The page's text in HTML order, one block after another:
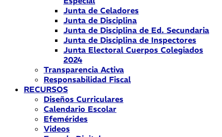
Junta de Celadores
Junta de Disciplina
Junta de Disciplina de Ed. Secundaria
Junta de Disciplina de Inspectores
Junta Electoral Cuerpos Colegiados
2024
Transparencia Activa
Responsabilidad Fiscal
RECURSOS
Diseños Curriculares
Calendario Escolar
Efemérides
Videos